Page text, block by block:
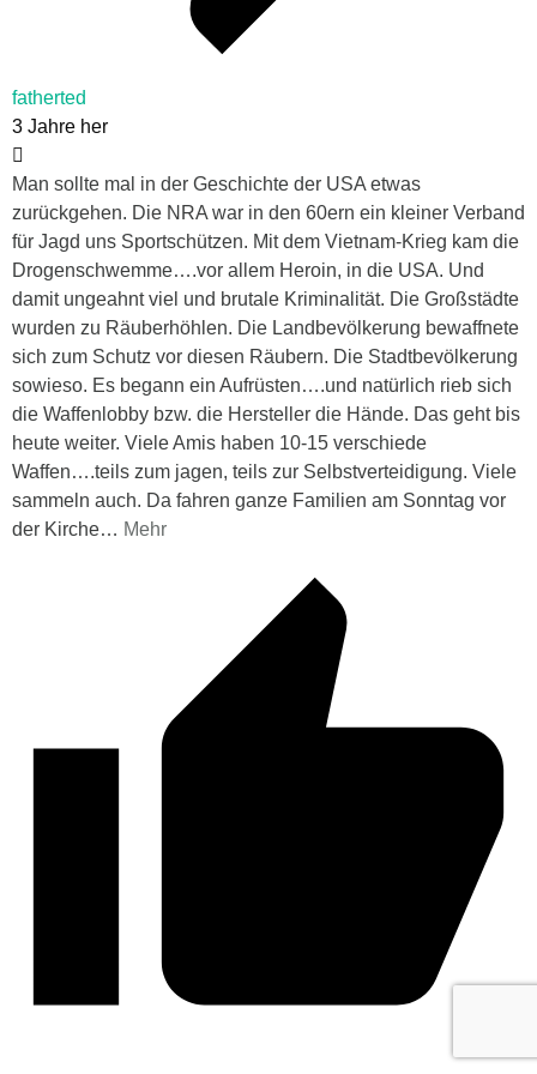
fatherted
3 Jahre her
Man sollte mal in der Geschichte der USA etwas
zurückgehen. Die NRA war in den 60ern ein kleiner Verband
für Jagd uns Sportschützen. Mit dem Vietnam-Krieg kam die
Drogenschwemme….vor allem Heroin, in die USA. Und
damit ungeahnt viel und brutale Kriminalität. Die Großstädte
wurden zu Räuberhöhlen. Die Landbevölkerung bewaffnete
sich zum Schutz vor diesen Räubern. Die Stadtbevölkerung
sowieso. Es begann ein Aufrüsten….und natürlich rieb sich
die Waffenlobby bzw. die Hersteller die Hände. Das geht bis
heute weiter. Viele Amis haben 10-15 verschiede
Waffen….teils zum jagen, teils zur Selbstverteidigung. Viele
sammeln auch. Da fahren ganze Familien am Sonntag vor
der Kirche… Mehr